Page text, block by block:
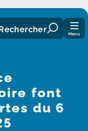
Menu
font
du 6